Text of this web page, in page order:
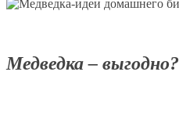
Медведка – выгодно?